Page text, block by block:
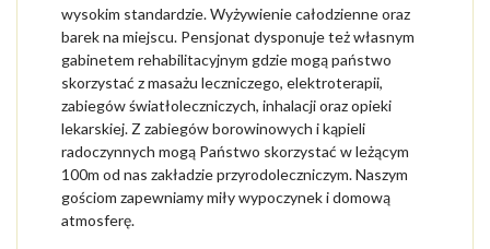
wysokim standardzie. Wyżywienie całodzienne oraz
barek na miejscu. Pensjonat dysponuje też własnym
gabinetem rehabilitacyjnym gdzie mogą państwo
skorzystać z masażu leczniczego, elektroterapii,
zabiegów światłoleczniczych, inhalacji oraz opieki
lekarskiej. Z zabiegów borowinowych i kąpieli
radoczynnych mogą Państwo skorzystać w leżącym
100m od nas zakładzie przyrodoleczniczym. Naszym
gościom zapewniamy miły wypoczynek i domową
atmosferę.